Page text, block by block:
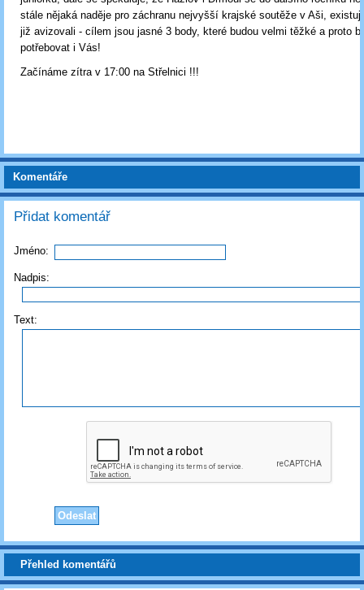
stále nějaká naděje pro záchranu nejvyšší krajské soutěže v Aši,
již avizovali - cílem jsou jasné 3 body, které budou velmi těžké a proto
potřebovat i Vás!
Začínáme zítra v 17:00 na Střelnici !!!
Komentáře
Přidat komentář
Jméno:
Nadpis:
Text:
Přehled komentářů